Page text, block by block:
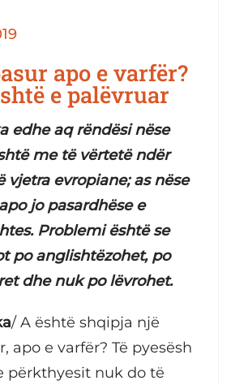
apo e varfër?
e palëvruar
edhe aq rëndësi nëse
me të vërtetë ndër
vjetra evropiane; as nëse
jo pasardhëse e
Problemi është se
po anglishtëzohet, po
dhe nuk po lëvrohet.
/ A është shqipja një
apo e varfër? Të pyesësh
përkthyesit nuk do të